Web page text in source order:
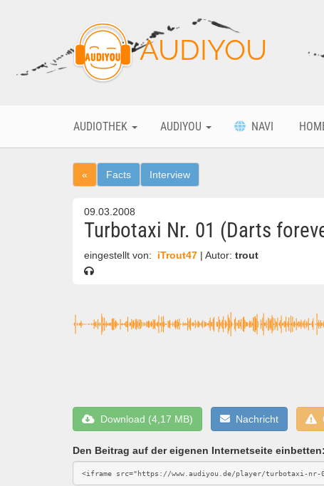
AUDIYOU
AUDIOTHEK AUDIYOU NAVI
« Facts Interview
09.03.2008
Turbotaxi Nr. 01 (Darts
eingestellt von: iTrout47 | Autor: trout
Download (4,17 MB) Nachricht
Den Beitrag auf der eigenen Internetseite einbetten: